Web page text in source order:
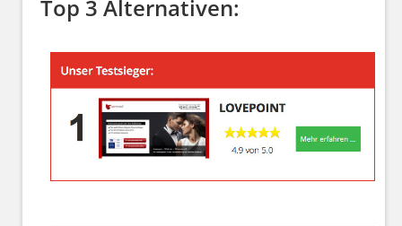
Top 3 Alternativen: